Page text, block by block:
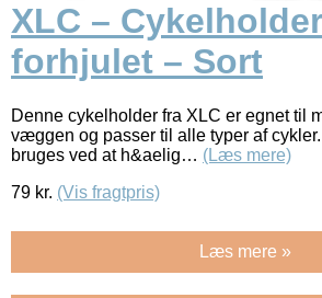
XLC –
forhjulet – Sort
Denne cykelholder fra XLC er egnet til
væggen og passer til alle typer af
bruges ved at h&aelig… (Læs mere)
79 kr. (Vis fragtpris)
Læs mere »